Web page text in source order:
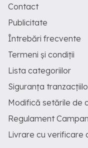
Contact
Publicitate
Întrebări frecvente
Termeni și condiții
Lista categoriilor
Siguranța
Modifică setările de
Regulament
Livrare cu verificare